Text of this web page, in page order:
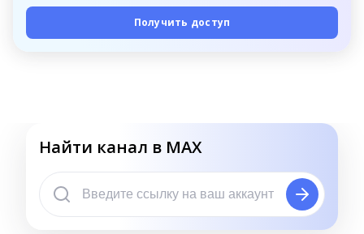
Получить доступ
Найти канал в MAX